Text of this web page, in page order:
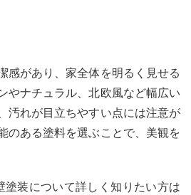
感があり、家全体を明るく見せる
やナチュラル、北欧風など幅広い
汚れが目立ちやすい点には注意が
のある塗料を選ぶことで、美観を
装について詳しく知りたい方は